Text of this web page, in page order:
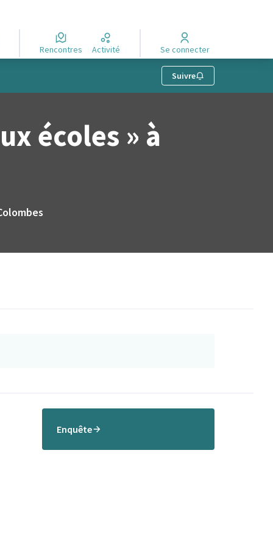
Rencontres Activité Se connecter
Suivre
écoles » à
Enquête